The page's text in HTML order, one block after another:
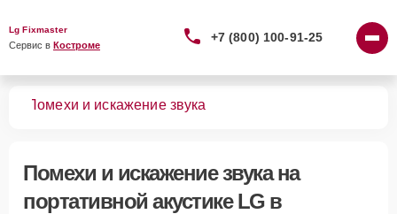
Lg Fixmaster
Сервис в Костроме
+7 (800) 100-91-25
Помехи и искажение звука
Помехи и искажение звукана
портативной акустике LG в